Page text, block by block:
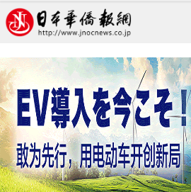
在日本住十年能得到啥？
颜丹丹 日本新闻 地产动态